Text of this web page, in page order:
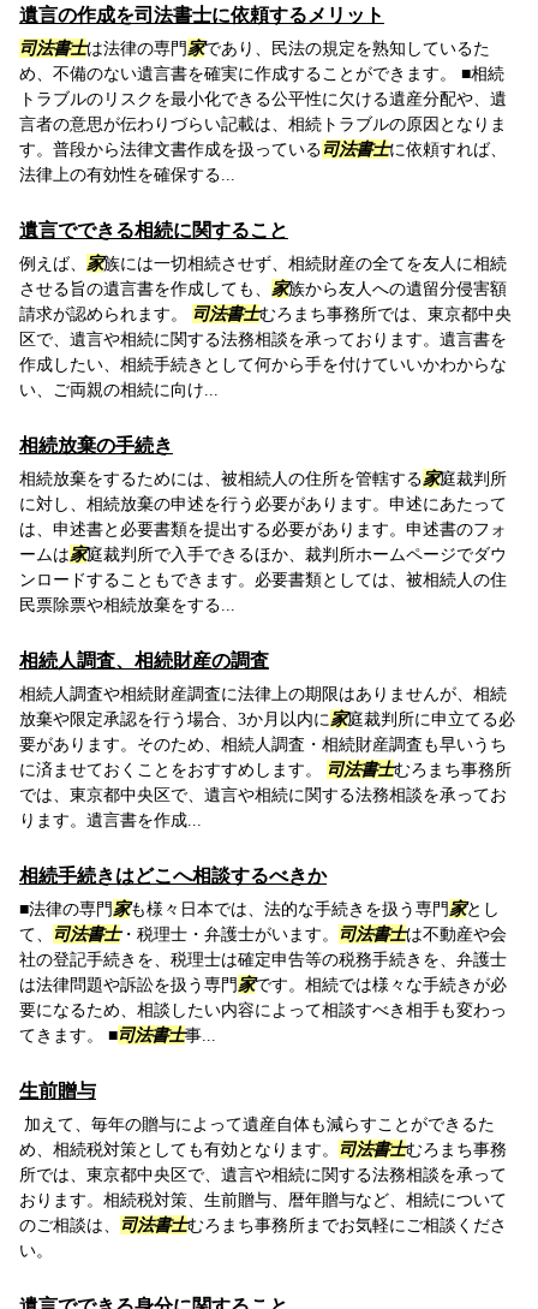
遺言の作成を司法書士に依頼するメリット
司法書士は法律の専門家であり、民法の規定を熟知しているた
め、不備のない遺言書を確実に作成することができます。 ■相続
トラブルのリスクを最小化できる公平性に欠ける遺産分配や、遺
言者の意思が伝わりづらい記載は、相続トラブルの原因となりま
す。普段から法律文書作成を扱っている司法書士に依頼すれば、
法律上の有効性を確保する...
遺言でできる相続に関すること
例えば、 家族には一切相続させず、相続財産の全てを友人に相続
させる旨の遺言書を作成しても、 家族から友人への遺留分侵害額
請求が認められます。
司法書士むろまち事務所では、東京都中央
区で、遺言や相続に関する法務相談を承っております。遺言書を
作成したい、相続手続きとして何から手を付けていいかわからな
い、ご両親の相続に向け...
相続放棄の手続き
相続放棄をするためには、被相続人の住所を管轄する家庭裁判所
に対し、相続放棄の申述を行う必要があります。申述にあたって
は、申述書と必要書類を提出する必要があります。申述書のフォ
ームは家庭裁判所で入手できるほか、裁判所ホームページでダウ
ンロードすることもできます。必要書類としては、被相続人の住
民票除票や相続放棄をする...
相続人調査、相続財産の調査
相続人調査や相続財産調査に法律上の期限はありませんが、相続
放棄や限定承認を行う場合、3か月以内に家庭裁判所に申立てる必
要があります。そのため、相続人調査・相続財産調査も早いうち
に済ませておくことをおすすめします。
司法書士むろまち事務所
では、東京都中央区で、遺言や相続に関する法務相談を承ってお
ります。遺言書を作成...
相続手続きはどこへ相談するべきか
■法律の専門家も様々日本では、法的な手続きを扱う専門家とし
て、
司法書士・税理士・弁護士がいます。 司法書士は不動産や会
社の登記手続きを、税理士は確定申告等の税務手続きを、弁護士
は法律問題や訴訟を扱う専門家です。相続では様々な手続きが必
要になるため、相談したい内容によって相談すべき相手も変わっ
てきます。 ■司法書士事...
生前贈与
加えて、毎年の贈与によって遺産自体も減らすことができるた
め、相続税対策としても有効となります。
司法書士むろまち事務
所では、東京都中央区で、遺言や相続に関する法務相談を承って
おります。相続税対策、生前贈与、暦年贈与など、相続について
のご相談は、
司法書士むろまち事務所までお気軽にご相談くださ
い。